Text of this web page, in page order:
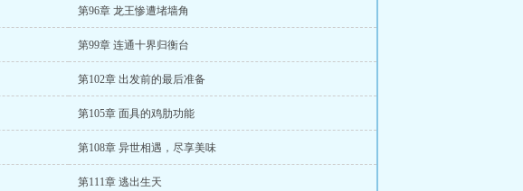
第96章 龙王惨遭堵墙角
第99章 连通十界归衡台
第102章 出发前的最后准备
第105章 面具的鸡肋功能
第108章 异世相遇，尽享美味
第111章 逃出生天